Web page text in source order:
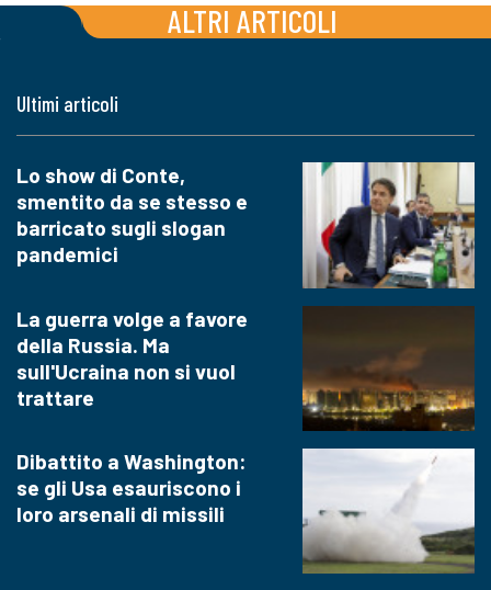
ALTRI ARTICOLI
Ultimi articoli
Lo show di Conte,
smentito da se stesso e
barricato sugli slogan
pandemici
La guerra volge a favore
della Russia. Ma
sull'Ucraina non si vuol
trattare
Dibattito a Washington:
se gli Usa esauriscono i
loro arsenali di missili